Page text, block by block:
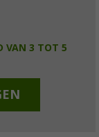
VAN 3 TOT 5